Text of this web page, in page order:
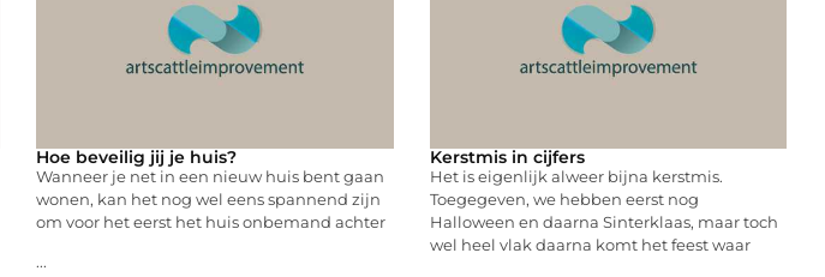
Hoe beveilig jij je huis?
Wanneer je net in een nieuw huis bent gaan
wonen, kan het nog wel eens spannend zijn
om voor het eerst het huis onbemand achter
...
Kerstmis in cijfers
Het is eigenlijk alweer bijna kerstmis.
Toegegeven, we hebben eerst nog
Halloween en daarna Sinterklaas, maar toch
wel heel vlak daarna komt het feest waar